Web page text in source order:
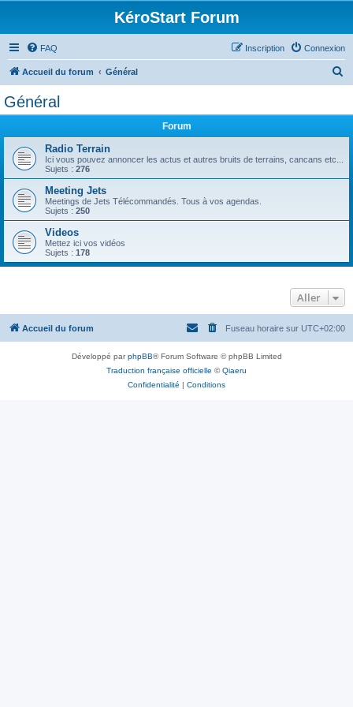
KéroStart Forum
FAQ Connexion
Inscription
Accueil du forum Général
e
Général
Forum
Radio Terrain
Ici vous pouvez annoncer les actus et autres bruits de terrains, cancans etc...
Sujets : 276
Meeting Jets
Meetings de Jets Télécommandés. Tous à vos agendas.
Sujets : 250
Videos
Mettez ici vos vidéos
Sujets : 178
Aller
Accueil du forum Fuseau horaire sur UTC+02:00
Développé parphpBB® Forum Software © phpBB Limited
Traduction française officielle ©Qiaeru
Confidentialité | Conditions